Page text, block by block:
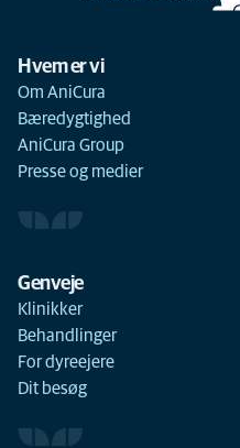
Hvem er vi
Om AniCura
Bæredygtighed
AniCura Group
Presse og medier
Genveje
Klinikker
Behandlinger
For dyreejere
Dit besøg